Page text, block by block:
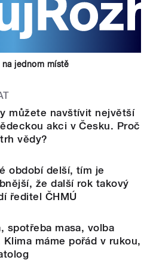
jednom místě
můžete navštívit největší
akci v Česku. Proč
vědy?
období delší, tím je
že další rok takový
ředitel ČHMÚ
spotřeba masa, volba
Klima máme pořád v rukou,